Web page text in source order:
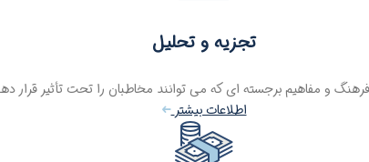
تجزیه و تحلیل
و مفاهیم برجسته ای که می توانند مخاطبان را تحت تأثیر قرار
اطلاعات بیشتر